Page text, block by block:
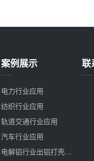
案例展示
电力行业应用
纺织行业应用
轨道交通行业应用
汽车行业应用
电解铝行业出铝打壳应用
联